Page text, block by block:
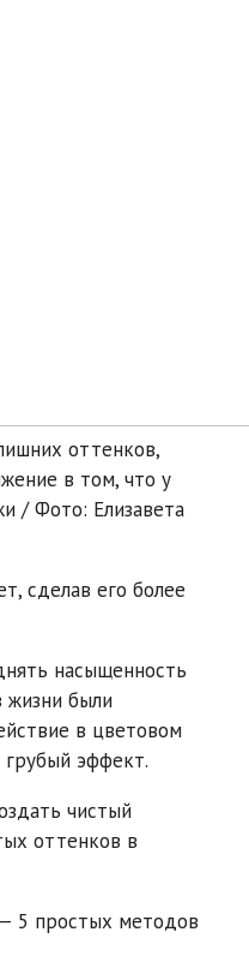
оттенков,
в том, что у
/ Фото: Елизавета
сделав его более
насыщенность
жизни были
в цветовом
грубый эффект.
чистый
оттенков в
5 простых методов